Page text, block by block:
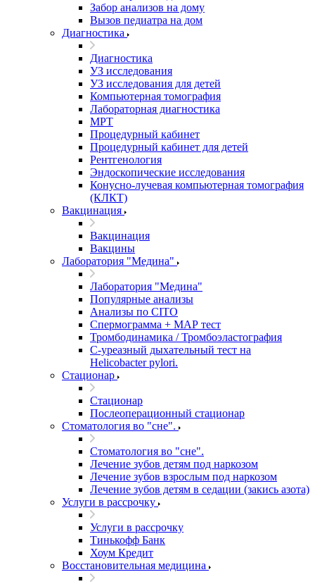
Забор анализов на дому
Вызов педиатра на дом
Диагностика
Диагностика
УЗ исследования
УЗ исследования для детей
Компьютерная томография
Лабораторная диагностика
МРТ
Процедурный кабинет
Процедурный кабинет для детей
Рентгенология
Эндоскопические исследования
Конусно-лучевая компьютерная томография
(КЛКТ)
Вакцинация
Вакцинация
Вакцины
Лаборатория "Медина"
Лаборатория "Медина"
Популярные анализы
Анализы по CITO
Спермограмма + МАР тест
Тромбодинамика / Тромбоэластография
С-уреазный дыхательный тест на
Helicobacter pylori.
Стационар
Стационар
Послеоперационный стационар
Стоматология во "сне".
Стоматология во "сне".
Лечение зубов детям под наркозом
Лечение зубов взрослым под наркозом
Лечение зубов детям в седации (закись азота)
Услуги в рассрочку
Услуги в рассрочку
Тинькофф Банк
Хоум Кредит
Восстановительная медицина